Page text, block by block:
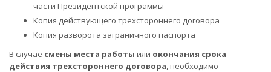
части Президентской программы
Копия действующего трехстороннего договора
Копия разворота заграничного паспорта
В случае смены места работы или окончания срока
действия трехстороннего договора, необходимо